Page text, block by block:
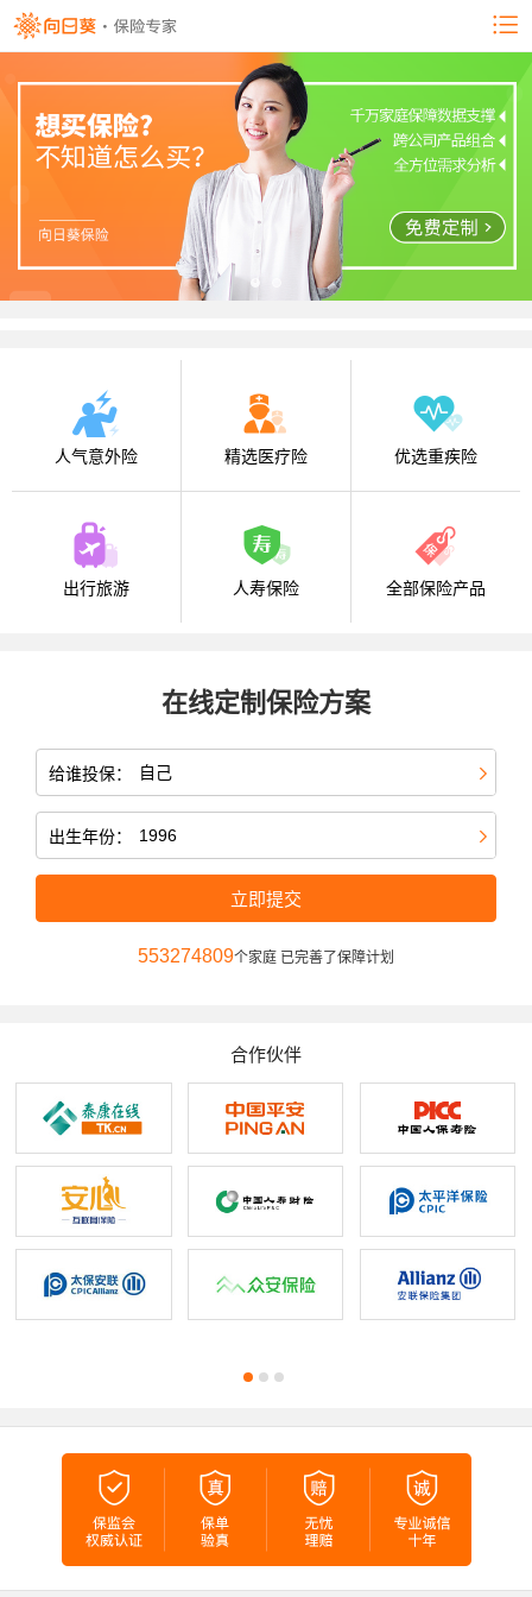
人气意外险 精选医疗险 优选重疾险
出行旅游 人寿保险 全部保险产品
在线定制保险方案
给谁投保：
出生年份：
立即提交
553274809个家庭 已完善了保障计划
合作伙伴